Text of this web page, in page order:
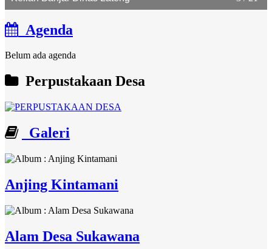
Agenda
Belum ada agenda
Perpustakaan Desa
Galeri
Anjing Kintamani
Alam Desa Sukawana